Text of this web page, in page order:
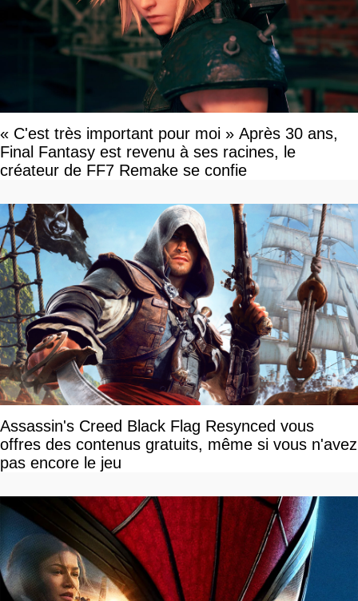
« C'est très important pour moi » Après 30 ans,
Final Fantasy est revenu à ses racines, le
créateur de FF7 Remake se confie
Assassin's Creed Black Flag Resynced vous
offres des contenus gratuits, même si vous n'avez
pas encore le jeu